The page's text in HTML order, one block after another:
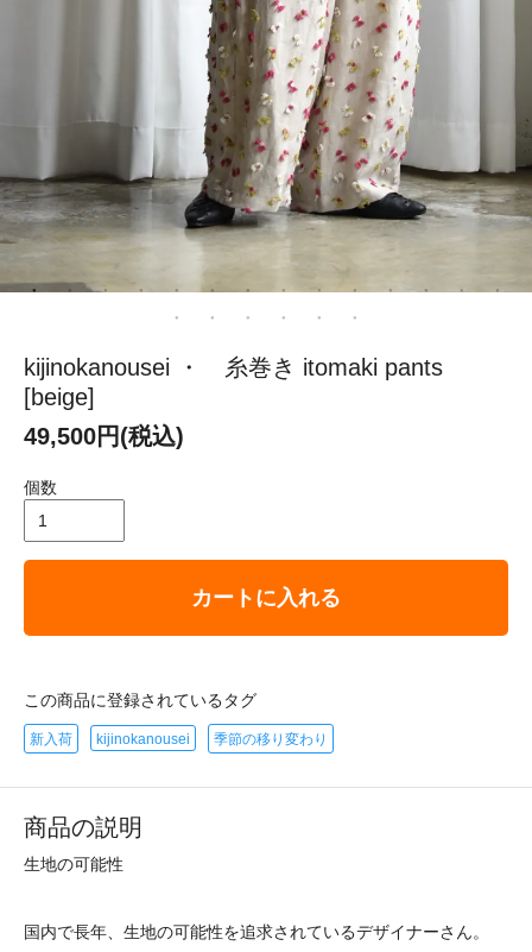
kijinokanousei ・ 糸巻き itomaki pants
[beige]
49,500円(税込)
個数
カートに入れる
この商品に登録されているタグ
新入荷 kijinokanousei 季節の移り変わり
商品の説明
生地の可能性
国内で長年、生地の可能性を追求されているデザイナーさん。